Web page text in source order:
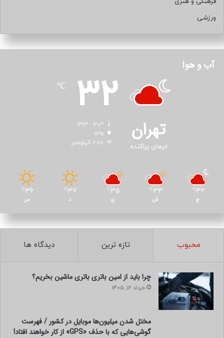
ورزشی
آب و هوا
تهران
ابرهای پراکنده
32
℃
16%
2.68 کیلومتر
32
℃
ج
33
℃
ش
35
℃
ی
37
℃
د
36
℃
س
محبوب تازه ترین دیدگاه ها
چرا باید از امین باتری باتری ماشین بخریم؟
خرداد 12, 1405
مختل شدن میلیون‌ها موبایل در کشور / فهرست
گوشی‌هایی که با حذف «GPS» از کار خواهند افتاد!